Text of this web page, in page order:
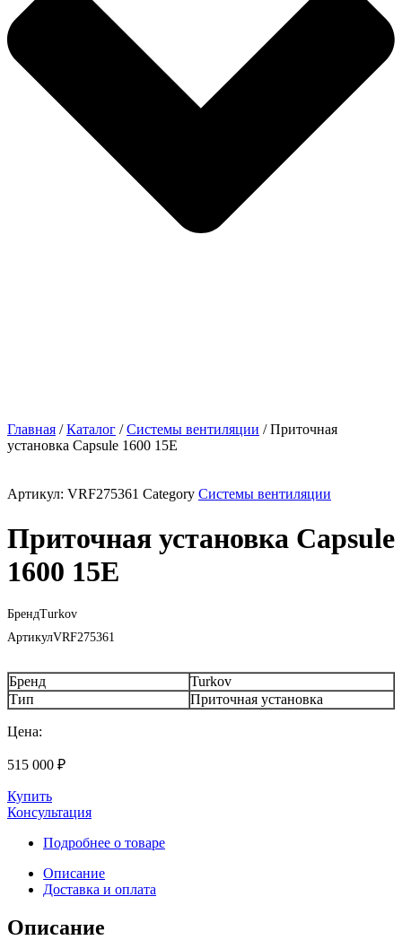
Главная /Каталог /Системы вентиляции / Приточная
установка Capsule 1600 15E
Артикул: VRF275361 Category Системы вентиляции
Приточная установка Capsule
1600 15E
БрендTurkov
АртикулVRF275361
Бренд
Turkov
Тип
Приточная установка
Цена:
515 000 ₽
Купить
Консультация
Подробнее о товаре
Описание
Доставка и оплата
Описание